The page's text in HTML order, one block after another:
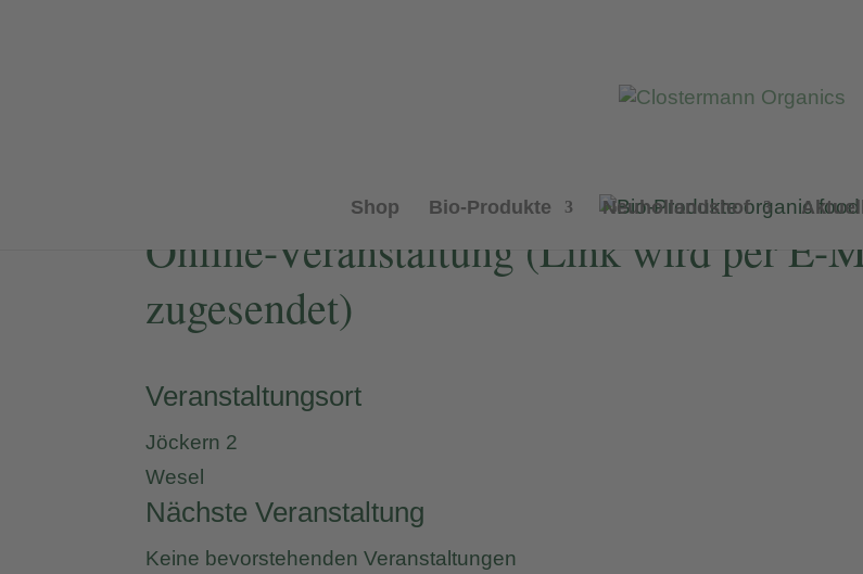
Shop Bio-Produkte Neuhollandshof
Online-Veranstaltung (Link wird per E-
zugesendet)
Veranstaltungsort
Jöckern 2
Wesel
Nächste Veranstaltung
Keine bevorstehenden Veranstaltungen